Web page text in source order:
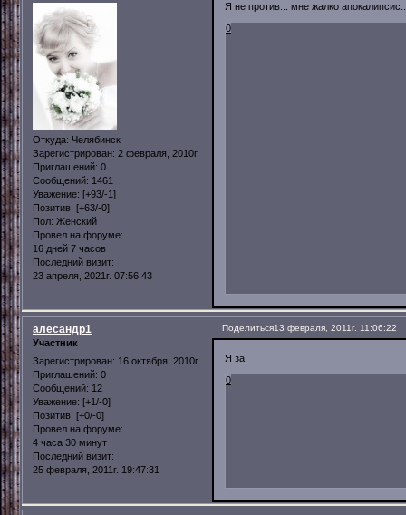
Откуда: Челябинск
Зарегистрирован: 2 февраля, 2010г.
Приглашений: 0
Сообщений: 1461
Уважение: [+93/-1]
Позитив: [+63/-0]
Пол: Женский
Провел на форуме:
16 дней 7 часов
Последний визит:
23 апреля, 2021г. 07:56:43
Я не против... мне жалко
0
Поделиться13 февраля, 2011г. 11:06:22
алесандр1
Участник
Зарегистрирован: 16 октября, 2010г.
Приглашений: 0
Сообщений: 12
Уважение: [+1/-0]
Позитив: [+0/-0]
Провел на форуме:
4 часа 30 минут
Последний визит:
25 февраля, 2011г. 19:47:31
Я за
0